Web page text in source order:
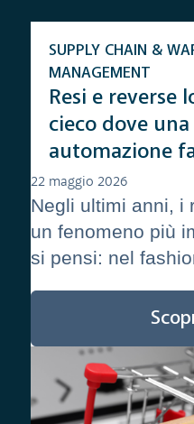
Resi e reverse
cieco dove
automazione
SUPPLY CHAIN &
MANAGEMENT
22 maggio 2026
Negli ultimi anni, i
un fenomeno più
si pensi: nel